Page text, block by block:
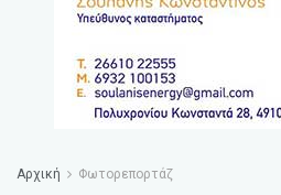
Αρχική Φωτορεπορτάζ